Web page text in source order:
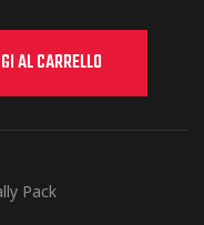
AL CARRELLO
Pack